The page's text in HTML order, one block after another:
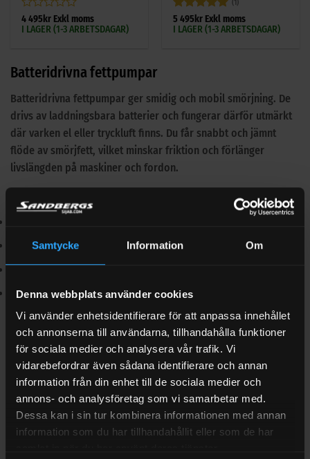
Samtycke Information Om
Denna webbplats använder cookies
Vi använder enhetsidentifierare för att anpassa innehållet
och annonserna till användarna, tillhandahålla funktioner
för sociala medier och analysera vår trafik. Vi
vidarebefordrar även sådana identifierare och annan
information från din enhet till de sociala medier och
annons- och analysföretag som vi samarbetar med.
Dessa kan i sin tur kombinera informationen med annan
information som du har tillhandahållit eller som de har
Betygsatt
0
4 495 kr Exkl moms
I LAGER (1-3 ARBETSDAGAR)
Betygsatt5
av 5
(1)
5 495 kr Exkl moms
I LAGER (1-3 ARBETSDAGAR)
Batteridrivna fettpumpar
Batteridrivna fettpumpar ger smidig och mobil smörjning. De
drivs av laddningsbara batterier och fungerar därför utmärkt
där varken el eller tryckluft finns. Du får snabbt och jämnt
flöde av smörjfett, vilket minskar friktion och förlänger
livslängden på maskiner och fordon.
Fördelar i fält och verkstad
Snabb applicering med jämnt tryck
Passar flera typer av fettbehållare
Effektiva vid regelbundet underhåll på plats
Välj rätt lösning för behovet
Arbetar du utan eluttag men vill ha hög kapacitet? Välj en
batteridriven modell. Behöver du ännu högre flöde i stationär
drift rekommenderar vi våratryckluftsdrivna fettpumpar
Föredrar du enkelhet och full kontroll ärmanuella fettpumpar
ett prisvärt alternativ.